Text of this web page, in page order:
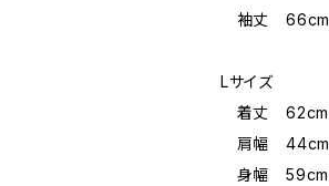
袖丈 66cm
Lサイズ
着丈 62cm
肩幅 44cm
身幅 59cm